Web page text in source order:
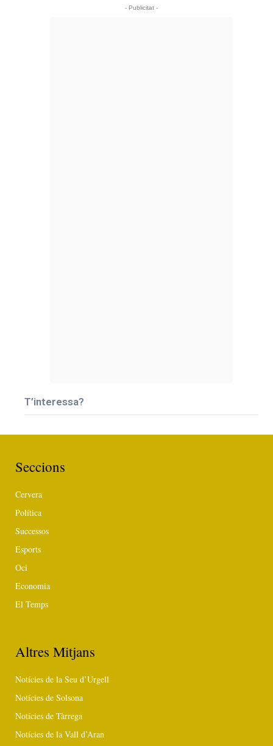
- Publicitat -
T’interessa?
Seccions
Cervera
Política
Successos
Esports
Oci
Economia
El Temps
Altres Mitjans
Notícies de la Seu d’Urgell
Notícies de Solsona
Notícies de Tàrrega
Notícies de la Vall d’Aran